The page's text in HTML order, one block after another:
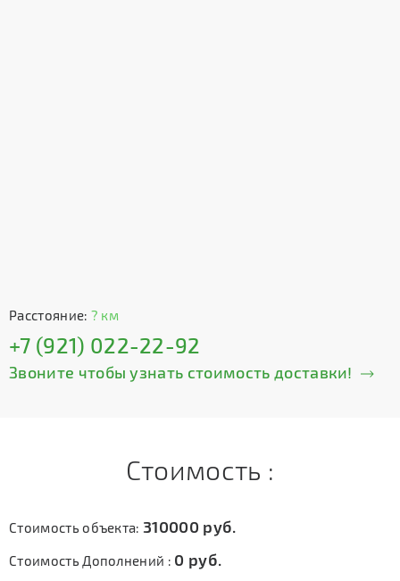
Расстояние: ? км
+7 (921) 022-22-92
Звоните чтобы узнать стоимость доставки!
Стоимость :
Стоимость объекта: 310000 руб.
Стоимость Дополнений : 0 руб.